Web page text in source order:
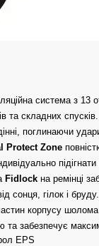
система з 13
та складних
поглинаючи
Protect Zone
Fidlock на ремінці
сонця, гілок і
корпусу
та забезпечує
EPS